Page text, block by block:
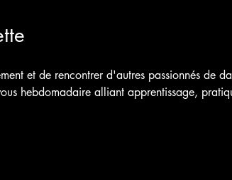
et de rencontrer d'autres passionnés de
hebdomadaire alliant apprentissage,